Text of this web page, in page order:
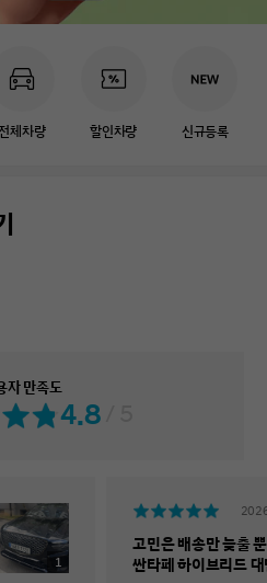
체차량 할인차량 신규등록
자 만족도
4.8
1
고민은 배송만 늦출
싼타페 하이브리드